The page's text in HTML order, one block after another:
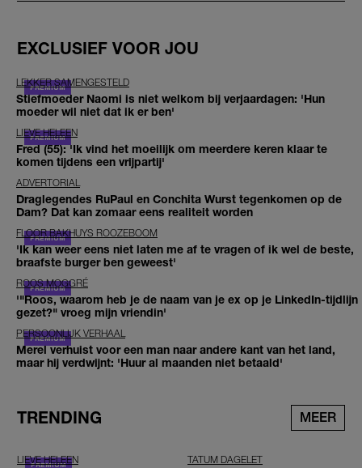
EXCLUSIEF VOOR JOU
LEKKER SAMENGESTELD
Stiefmoeder Naomi is niet welkom bij verjaardagen: 'Hun
moeder wil niet dat ik er ben'
LIEVE HELEEN
Fred (55): 'Ik vind het moeilijk om meerdere keren klaar te
komen tijdens een vrijpartij'
ADVERTORIAL
Draglegendes RuPaul en Conchita Wurst tegenkomen op de
Dam? Dat kan zomaar eens realiteit worden
FLOOR BAKHUYS ROOZEBOOM
'Ik kan weer eens niet laten me af te vragen of ik wel de beste,
braafste burger ben geweest'
ROOS MOGGRÉ
'"Roos, waarom heb je de naam van je ex op je LinkedIn-tijdlijn
gezet?" vroeg mijn vriendin'
PERSOONLIJK VERHAAL
Merel verhuist voor een man naar andere kant van het land,
maar hij verdwijnt: 'Huur al maanden niet betaald'
TRENDING MEER
LIEVE HELEEN TATUM DAGELET